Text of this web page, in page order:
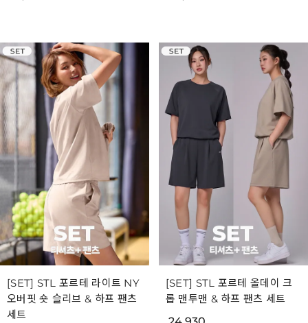
[SET] STL 포르테 라이트 NY
오버핏 숏 슬리브 & 하프 팬츠
세트
[SET] STL 포르테 올데이 크
롭 맨투맨 & 하프 팬츠 세트